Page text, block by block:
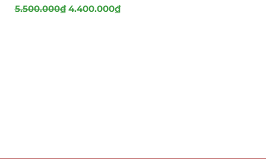
5.500.000₫ 4.400.000₫